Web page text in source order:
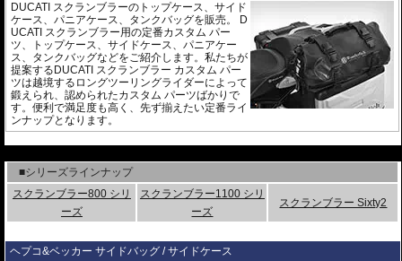
DUCATI スクランブラーのトップケース、サイド
ケース、パニアケース、タンクバッグを販売。 D
UCATI スクランブラー用の定番カスタム パー
ツ、トップケース、サイドケース、パニアケー
ス、タンクバッグなどをご紹介します。私たちが
提案するDUCATI スクランブラー カスタム パー
ツは越境するロングツーリングライダーによって
鍛えられ、認められたカスタム パーツばかりで
す。便利で満足度も高く、先ず揃えたい定番ライ
ンナップとなります。
■シリーズラインナップ
スクランブラー800 シリ
ーズ
スクランブラー1100 シリ
ーズ
スクランブラー Sixty2
ヘプコ&ベッカー サイドバッグ / サイドケース